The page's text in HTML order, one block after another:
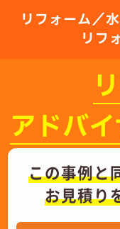
リフォーム／
リフ
アドバ
この事例と
お見積り